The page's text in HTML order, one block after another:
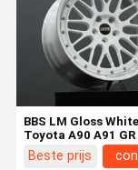
BBS LM Gloss
Toyota A90 A91
Beste prijs